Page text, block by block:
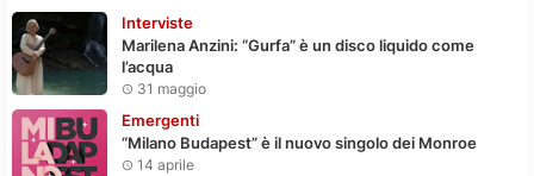
Interviste
Marilena Anzini: “Gurfa” è un disco liquido come
l’acqua
31 maggio
Emergenti
“Milano Budapest” è il nuovo singolo dei Monroe
14 aprile